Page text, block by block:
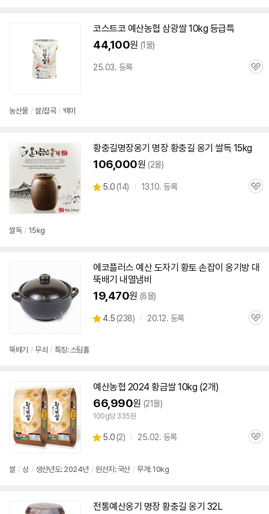
코스트코 예산농협 삼광쌀 10kg 등급특
44,100원 (1몰)
25.03. 등록
관
농산물 / 쌀/잡곡 / 백미
황충길명장옹기 명장 황충길 옹기 쌀독 15kg
106,000원 (2몰)
별
5.0 (상
14) 13.10. 등록
관
쌀독 / 15kg
에코플러스 예산도자기 황토 손잡이 옹기방 대
뚝배기 내열냄비
19,470원 (8몰)
별
4.5 (상
238) 20.12. 등록
관
뚝배기 / 무쇠 / 특징: 스팀홀
예산농협 2024 황금쌀 10kg (2개)
66,990원 (21몰)
100g당 335원
별
5.0 (상
2) 25.02. 등록
관
쌀 / 상 / 생산년도: 2024년 / 원산지: 국산 / 무게: 10kg
전통예산옹기 명장 황충길 옹기 32L